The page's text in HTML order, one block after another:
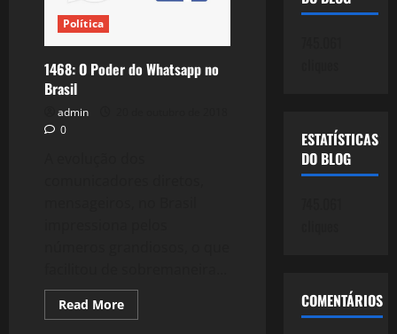
Política
1468: O Poder do Whatsapp no
Brasil
admin
0
Read MoreRead
more
Política
ESTATÍSTICAS
DO BLOG
COMENTÁRIOS